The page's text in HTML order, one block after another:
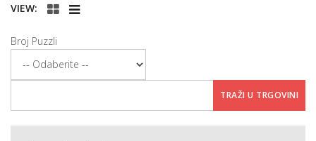
VIEW:
Broj Puzzli